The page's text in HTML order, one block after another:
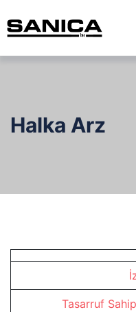
Halka Arz
Tasarruf